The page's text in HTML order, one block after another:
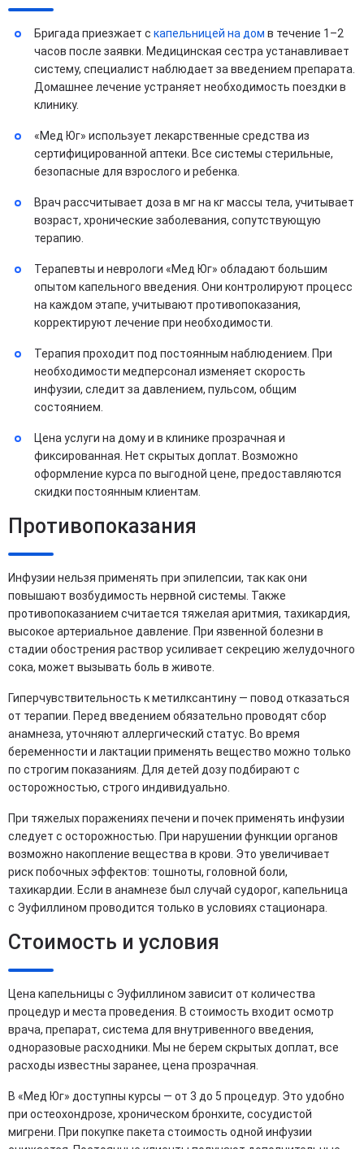
Бригада приезжает с капельницей на дом в течение 1–2
часов после заявки. Медицинская сестра устанавливает
систему, специалист наблюдает за введением препарата.
Домашнее лечение устраняет необходимость поездки в
клинику.
«Мед Юг» использует лекарственные средства из
сертифицированной аптеки. Все системы стерильные,
безопасные для взрослого и ребенка.
Врач рассчитывает доза в мг на кг массы тела, учитывает
возраст, хронические заболевания, сопутствующую
терапию.
Терапевты и неврологи «Мед Юг» обладают большим
опытом капельного введения. Они контролируют процесс
на каждом этапе, учитывают противопоказания,
корректируют лечение при необходимости.
Терапия проходит под постоянным наблюдением. При
необходимости медперсонал изменяет скорость
инфузии, следит за давлением, пульсом, общим
состоянием.
Цена услуги на дому и в клинике прозрачная и
фиксированная. Нет скрытых доплат. Возможно
оформление курса по выгодной цене, предоставляются
скидки постоянным клиентам.
Противопоказания
Инфузии нельзя применять при эпилепсии, так как они
повышают возбудимость нервной системы. Также
противопоказанием считается тяжелая аритмия, тахикардия,
высокое артериальное давление. При язвенной болезни в
стадии обострения раствор усиливает секрецию желудочного
сока, может вызывать боль в животе.
Гиперчувствительность к метилксантину — повод отказаться
от терапии. Перед введением обязательно проводят сбор
анамнеза, уточняют аллергический статус. Во время
беременности и лактации применять вещество можно только
по строгим показаниям. Для детей дозу подбирают с
осторожностью, строго индивидуально.
При тяжелых поражениях печени и почек применять инфузии
следует с осторожностью. При нарушении функции органов
возможно накопление вещества в крови. Это увеличивает
риск побочных эффектов: тошноты, головной боли,
тахикардии. Если в анамнезе был случай судорог, капельница
с Эуфиллином проводится только в условиях стационара.
Стоимость и условия
Цена капельницы с Эуфиллином зависит от количества
процедур и места проведения. В стоимость входит осмотр
врача, препарат, система для внутривенного введения,
одноразовые расходники. Мы не берем скрытых доплат, все
расходы известны заранее, цена прозрачная.
В «Мед Юг» доступны курсы — от 3 до 5 процедур. Это удобно
при остеохондрозе, хроническом бронхите, сосудистой
мигрени. При покупке пакета стоимость одной инфузии